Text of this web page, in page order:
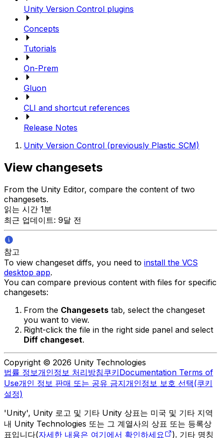
Unity Version Control plugins
Concepts
Tutorials
On-Prem
Gluon
CLI and shortcut references
Release Notes
Unity Version Control (previously Plastic SCM)
View changesets
From the Unity Editor, compare the content of two
changesets.
읽는 시간 1분
최근 업데이트: 9달 전
참고
To view changeset diffs, you need to install the VCS
desktop app.
You can compare previous content with files for specific
changesets:
From the Changesets tab, select the changeset
you want to view.
Right-click the file in the right side panel and select
Diff changeset.
Copyright © 2026 Unity Technologies
법률 정보개인정보 처리방침쿠키Documentation Terms of
Use개인 정보 판매 또는 공유 금지개인정보 보호 선택(쿠키
설정)
'Unity', Unity 로고 및 기타 Unity 상표는 미국 및 기타 지역
내 Unity Technologies 또는 그 계열사의 상표 또는 등록상
표입니다(자세한 내용은 여기에서 확인하세요 ). 기타 명칭